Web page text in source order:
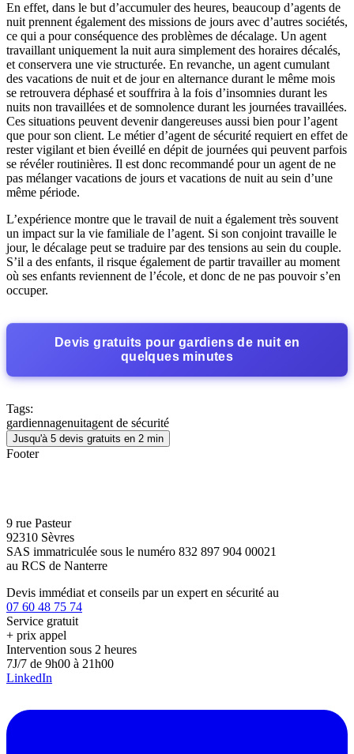
En effet, dans le but d’accumuler des heures, beaucoup d’agents de
nuit prennent également des missions de jours avec d’autres sociétés,
ce qui a pour conséquence des problèmes de décalage. Un agent
travaillant uniquement la nuit aura simplement des horaires décalés,
et conservera une vie structurée. En revanche, un agent cumulant
des vacations de nuit et de jour en alternance durant le même mois
se retrouvera déphasé et souffrira à la fois d’insomnies durant les
nuits non travaillées et de somnolence durant les journées travaillées.
Ces situations peuvent devenir dangereuses aussi bien pour l’agent
que pour son client. Le métier d’agent de sécurité requiert en effet de
rester vigilant et bien éveillé en dépit de journées qui peuvent parfois
se révéler routinières. Il est donc recommandé pour un agent de ne
pas mélanger vacations de jours et vacations de nuit au sein d’une
même période.
L’expérience montre que le travail de nuit a également très souvent
un impact sur la vie familiale de l’agent. Si son conjoint travaille le
jour, le décalage peut se traduire par des tensions au sein du couple.
S’il a des enfants, il risque également de partir travailler au moment
où ses enfants reviennent de l’école, et donc de ne pas pouvoir s’en
occuper.
Devis gratuits pour gardiens de nuit en
quelques minutes
Tags:
gardiennagenuitagent de sécurité
Jusqu'à 5 devis gratuits en 2 min
Footer
9 rue Pasteur
92310 Sèvres
SAS immatriculée sous le numéro 832 897 904 00021
au RCS de Nanterre
Devis immédiat et conseils par un expert en sécurité au
07 60 48 75 74
Service gratuit
+ prix appel
Intervention sous 2 heures
7J/7 de 9h00 à 21h00
LinkedIn